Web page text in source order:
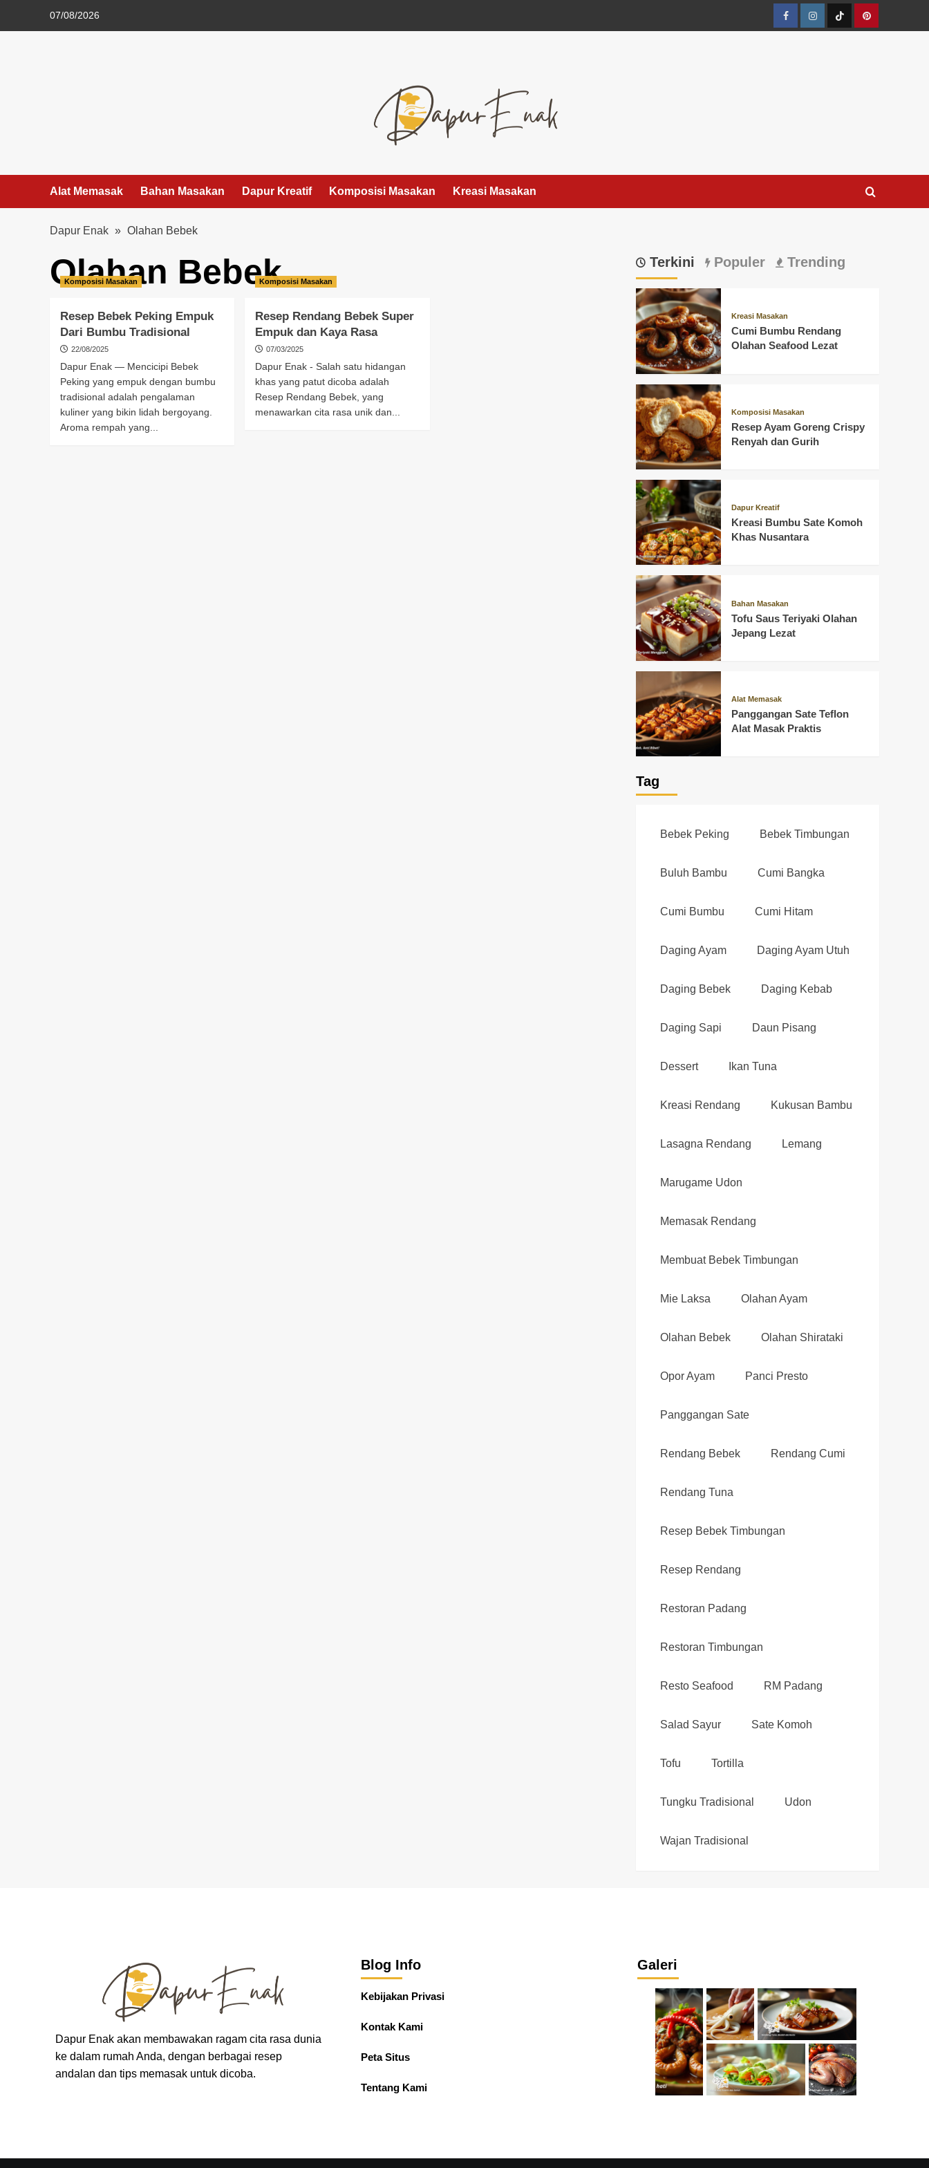
07/08/2026
FacebookInstagramTikTokPinterest
Alat Memasak Bahan Masakan Dapur Kreatif Komposisi Masakan Kreasi Masakan
Dapur Enak » Olahan Bebek
Olahan Bebek
Komposisi Masakan
Resep Bebek Peking Empuk
Dari Bumbu Tradisional
22/08/2025
Dapur Enak — Mencicipi Bebek
Peking yang empuk dengan bumbu
tradisional adalah pengalaman
kuliner yang bikin lidah bergoyang.
Aroma rempah yang...
Komposisi Masakan
Resep Rendang Bebek Super
Empuk dan Kaya Rasa
07/03/2025
Dapur Enak - Salah satu hidangan
khas yang patut dicoba adalah
Resep Rendang Bebek, yang
menawarkan cita rasa unik dan...
Terkini Populer Trending
Kreasi Masakan
Cumi Bumbu Rendang
Olahan Seafood Lezat
Komposisi Masakan
Resep Ayam Goreng Crispy
Renyah dan Gurih
Dapur Kreatif
Kreasi Bumbu Sate Komoh
Khas Nusantara
Bahan Masakan
Tofu Saus Teriyaki Olahan
Jepang Lezat
Alat Memasak
Panggangan Sate Teflon
Alat Masak Praktis
Tag
Bebek Peking Bebek Timbungan
Buluh Bambu Cumi Bangka
Cumi Bumbu Cumi Hitam
Daging Ayam Daging Ayam Utuh
Daging Bebek Daging Kebab
Daging Sapi Daun Pisang
Dessert Ikan Tuna
Kreasi Rendang Kukusan Bambu
Lasagna Rendang Lemang
Marugame Udon
Memasak Rendang
Membuat Bebek Timbungan
Mie Laksa Olahan Ayam
Olahan Bebek Olahan Shirataki
Opor Ayam Panci Presto
Panggangan Sate
Rendang Bebek Rendang Cumi
Rendang Tuna
Resep Bebek Timbungan
Resep Rendang
Restoran Padang
Restoran Timbungan
Resto Seafood RM Padang
Salad Sayur Sate Komoh
Tofu Tortilla
Tungku Tradisional Udon
Wajan Tradisional
Dapur Enak akan membawakan ragam cita rasa dunia
ke dalam rumah Anda, dengan berbagai resep
andalan dan tips memasak untuk dicoba.
Blog Info
Kebijakan Privasi
Kontak Kami
Peta Situs
Tentang Kami
Galeri